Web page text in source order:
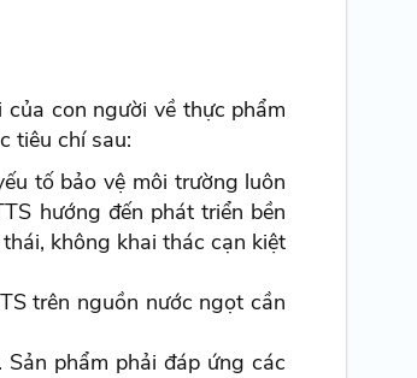
con người về thực phẩm
tiêu chí sau:
tố bảo vệ môi trường luôn
hướng đến phát triển bền
không khai thác cạn kiệt
trên nguồn nước ngọt cần
phẩm phải đáp ứng các